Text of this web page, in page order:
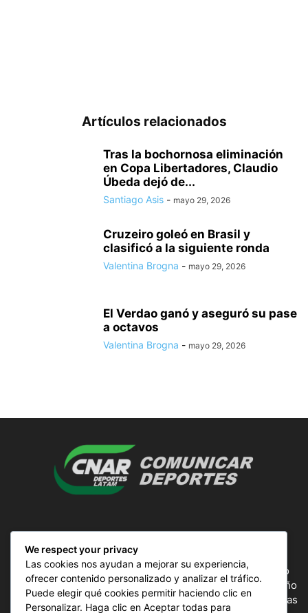
Artículos relacionados
Tras la bochornosa eliminación
en Copa Libertadores, Claudio
Úbeda dejó de...
Santiago Asis - mayo 29, 2026
Cruzeiro goleó en Brasil y
clasificó a la siguiente ronda
Valentina Brogna - mayo 29, 2026
El Verdao ganó y aseguró su pase
a octavos
Valentina Brogna - mayo 29, 2026
ComunicAr Deportes es un proyecto de noticias creado
por el director y Productor argentino Ale Gordillo en el año
2018, perteneciente a CnAr Latam y MS Interactiva noticias
We respect your privacy
Las cookies nos ayudan a mejorar su experiencia,
ofrecer contenido personalizado y analizar el tráfico.
Puede elegir qué cookies permitir haciendo clic en
Personalizar. Haga clic en Aceptar todas para